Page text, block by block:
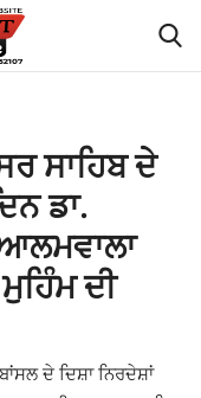
ਸਾਹਿਬ ਦੇ
ਡਾ.
ਦੀ
ਦੇ ਦਿਸ਼ਾ ਨਿਰਦੇਸ਼ਾਂ